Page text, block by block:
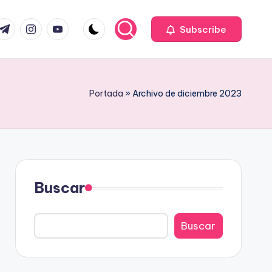
instagram.com
youtube.com Subscribe
Portada »Archivo de diciembre 2023
Buscar
Buscar